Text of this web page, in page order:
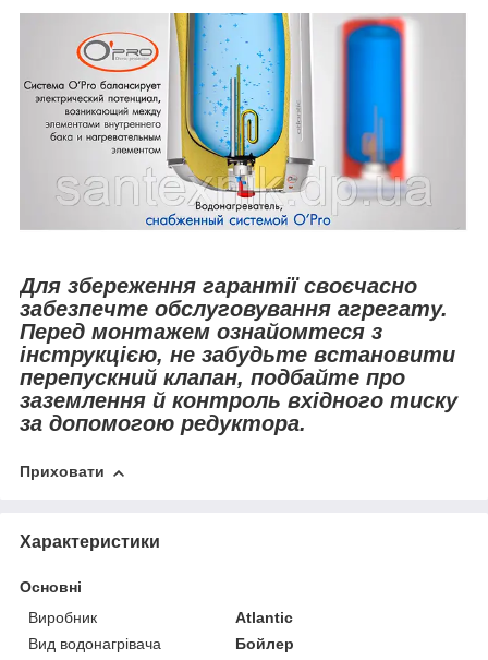
Для збереження гарантії своєчасно
забезпечте обслуговування агрегату.
Перед монтажем ознайомтеся з
інструкцією, не забудьте встановити
перепускний клапан, подбайте про
заземлення й контроль вхідного тиску
за допомогою редуктора.
Приховати
Характеристики
Основні
Виробник
Atlantic
Вид водонагрівача
Бойлер